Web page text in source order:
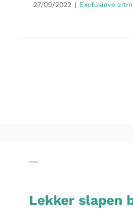
27/09/2022 | Exclusieve
Lekker slapen